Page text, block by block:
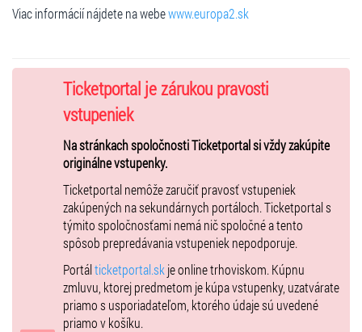
Viac informácií nájdete na webewww.europa2.sk
Ticketportal je zárukou pravosti
vstupeniek
Na stránkach spoločnosti Ticketportal si vždy zakúpite
originálne vstupenky.
Ticketportal nemôže zaručiť pravosť vstupeniek
zakúpených na sekundárnych portáloch. Ticketportal s
týmito spoločnosťami nemá nič spoločné a tento
spôsob prepredávania vstupeniek nepodporuje.
Portálticketportal.sk je online trhoviskom. Kúpnu
zmluvu, ktorej predmetom je kúpa vstupenky, uzatvárate
priamo s usporiadateľom, ktorého údaje sú uvedené
priamo v košíku.